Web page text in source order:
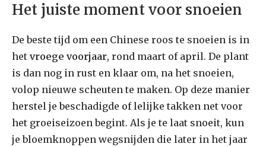
Het juiste moment voor snoeien
De beste tijd om een Chinese roos te snoeien is in
het vroege voorjaar, rond maart of april. De plant
is dan nog in rust en klaar om, na het snoeien,
volop nieuwe scheuten te maken. Op deze manier
herstel je beschadigde of lelijke takken net voor
het groeiseizoen begint. Als je te laat snoeit, kun
je bloemknoppen wegsnijden die later in het jaar